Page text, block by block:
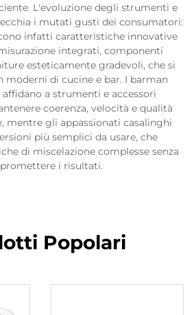
L'evoluzione degli strumenti e
i mutati gusti dei consumatori:
infatti caratteristiche innovative
integrati, componenti
esteticamente gradevoli, che si
moderni di cucine e bar. I barman
a strumenti e accessori
coerenza, velocità e qualità
mentre gli appassionati casalinghi
più semplici da usare, che
di miscelazione complesse senza
i risultati.
Popolari